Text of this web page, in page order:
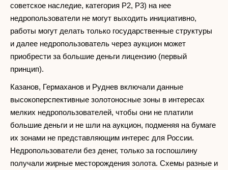
советское наследие, категория P2, P3) на нее
недропользователи не могут выходить инициативно,
работы могут делать только государственные структуры
и далее недропользователь через аукцион может
приобрести за большие деньги лицензию (первый
принцип).
Казанов, Гермаханов и Руднев включали данные
высокоперспективные золотоносные зоны в интересах
мелких недропользователей, чтобы они не платили
большие деньги и не шли на аукцион, подменяя на бумаге
их зонами не представляющим интерес для России.
Недропользователи без денег, только за госпошлину
получали жирные месторождения золота. Схемы разные и